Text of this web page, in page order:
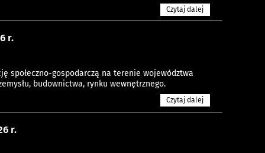
Czytaj dalej
r.
społeczno-gospodarczą na terenie województwa
budownictwa, rynku wewnętrznego.
Czytaj dalej
r.